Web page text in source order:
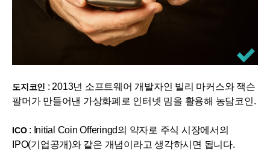
도지코인 : 2013년 소프트웨어 개발자인 빌리 마커스와 잭슨
팔머가 만들어낸 가상화폐로 인터넷 밈을 활용해 농담코인.
ICO: Initial Coin Offeringd의 약자로 주식 시장에서의
IPO(기업공개)와 같은 개념이라고 생각하시면 됩니다.